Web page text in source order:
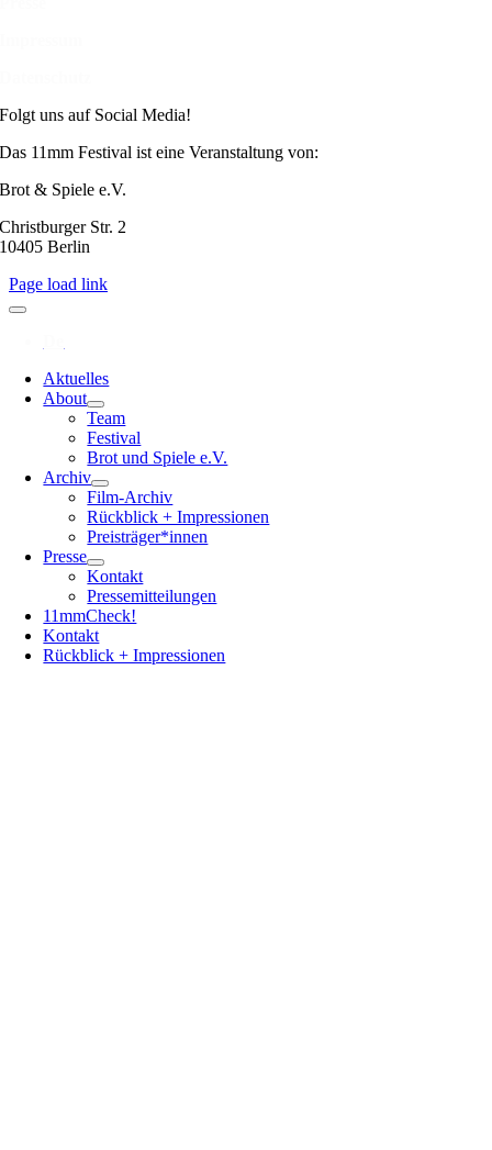
Folgt uns auf Social Media!
Das 11mm Festival ist eine Veranstaltung von:
Brot & Spiele e.V.
Christburger Str. 2
10405 Berlin
Page load link
Aktuelles
About
Team
Festival
Brot und Spiele e.V.
Archiv
Film-Archiv
Rückblick + Impressionen
Preisträger*innen
Presse
Kontakt
Pressemitteilungen
11mmCheck!
Kontakt
Rückblick + Impressionen